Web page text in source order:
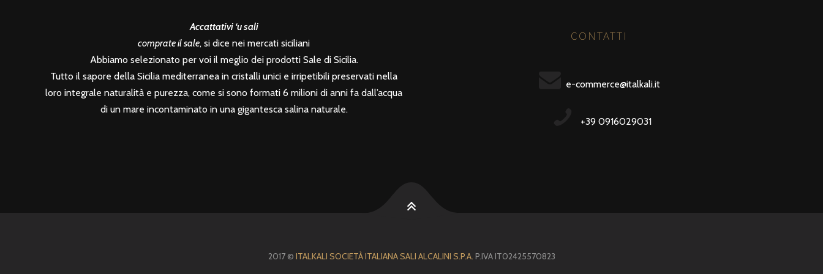
Accattativi ‘u sali
comprate il sale, si dice nei mercati siciliani
Abbiamo selezionato per voi il meglio dei prodotti Sale di Sicilia.
Tutto il sapore della Sicilia mediterranea in cristalli unici e irripetibili preservati nella
loro integrale naturalità e purezza, come si sono formati 6 milioni di anni fa dall’acqua
di un mare incontaminato in una gigantesca salina naturale.
CONTATTI
e-commerce@italkali.it
+39 0916029031
2017 © ITALKALI SOCIETÀ ITALIANA SALI ALCALINI S.P.A. P.IVA IT02425570823